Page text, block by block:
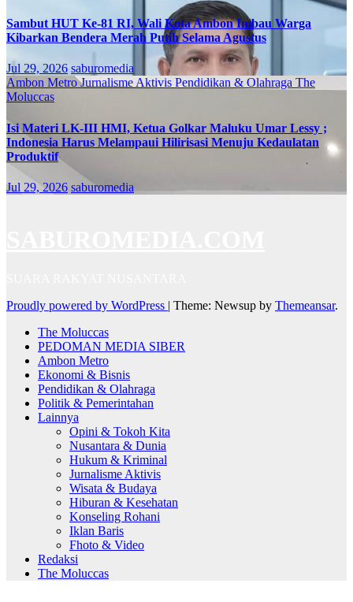
Sambut HUT Ke-81 RI, Wali Kota Ambon Imbau Warga
Kibarkan Bendera Merah Putih Selama Agustus
Jul 29, 2026 saburomedia
Ambon MetroJurnalisme Aktivis Pendidikan & Olahraga The
Moluccas
Isi Materi LK-III HMI, Ketua Golkar Maluku Umar Lessy ;
Indonesia Harus Melampaui Hilirisasi Menuju Kedaulatan
Produktif
Jul 29, 2026 saburomedia
Proudly powered by WordPress | Theme: Newsup by Themeansar.
The Moluccas
PEDOMAN MEDIA SIBER
Ambon Metro
Ekonomi & Bisnis
Pendidikan & Olahraga
Politik & Pemerintahan
Lainnya
Opini & Tokoh Kita
Nusantara & Dunia
Hukum & Kriminal
Jurnalisme Aktivis
Wisata & Budaya
Hiburan & Kesehatan
Konseling Rohani
Iklan Baris
Fhoto & Video
Redaksi
The Moluccas